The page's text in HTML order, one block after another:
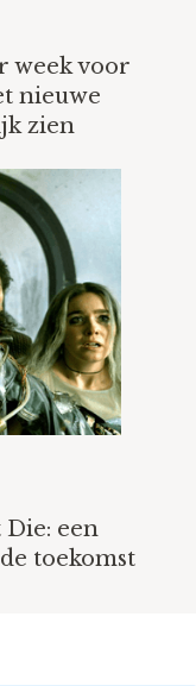
week voor
nieuwe
zien
Die: een
toekomst